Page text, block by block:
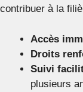
contribuer à la
Accès
Droits
Suivi
plusieurs